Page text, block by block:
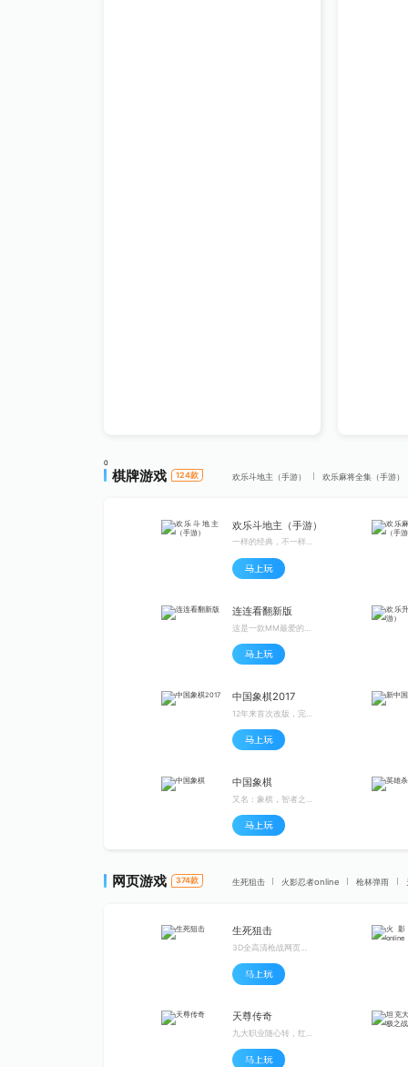
0
棋牌游戏 124款 欢乐斗地主（手游） 欢乐麻将全集（手游）
欢乐斗地主（手游）
一样的经典，不一样的体验
连连看翻新版
中国象棋2017
中国象棋
网页游戏 374款 生死狙击 火影忍者online 枪林弹雨
生死狙击
3D全高清枪战网页游戏 3秒极速进入
天尊传奇